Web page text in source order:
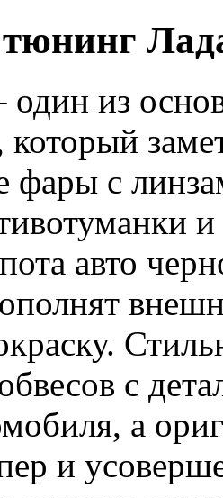
один из
который
фары с
авто
с
а
и